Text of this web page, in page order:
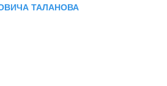
ТАЛАНОВА